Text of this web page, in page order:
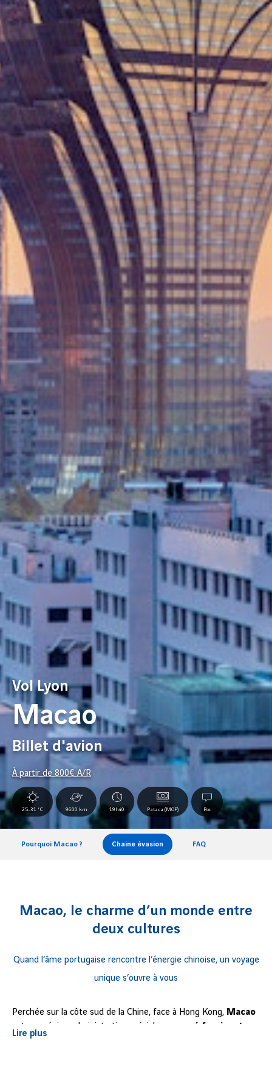
Vol Lyon
Macao
Billet d'avion
À partir de 800€ A/R
25-31 °C 9600 km 19h40 Pataca (MOP) Por.
Pourquoi Macao ? Chaine évasion FAQ
Macao, le charme d’un monde entre
deux cultures
Quand l’âme portugaise rencontre l’énergie chinoise, un voyage
unique s’ouvre à vous
Perchée sur la côte sud de la Chine, face à Hong Kong, Macao
est une région administrative spéciale au
passé fascinant
Ancienne colonie portugaise jusqu’en 1999, elle a su préserver
Lire plus